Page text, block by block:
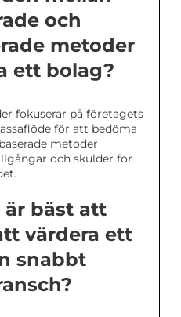
och
metoder
ett bolag?
fokuserar på företagets
för att bedöma
metoder
och skulder för
bäst att
värdera ett
snabbt